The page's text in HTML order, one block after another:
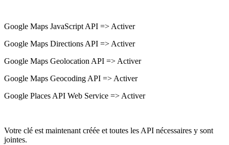
Google Maps JavaScript API => Activer
Google Maps Directions API => Activer
Google Maps Geolocation API => Activer
Google Maps Geocoding API => Activer
Google Places API Web Service => Activer
Votre clé est maintenant créée et toutes les API nécessaires y sont
jointes.